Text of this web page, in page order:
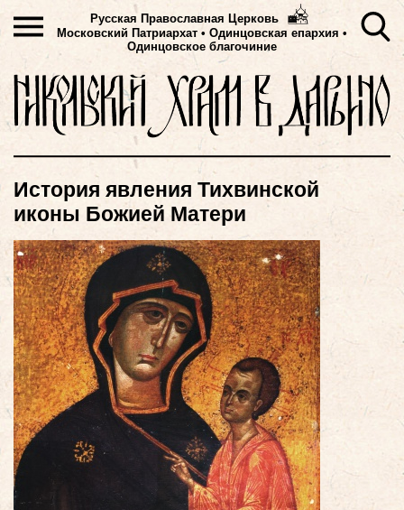
Русская Православная Церковь
Московский Патриархат • Одинцовская епархия •
Одинцовское благочиние
История явления Тихвинской
иконы Божией Матери